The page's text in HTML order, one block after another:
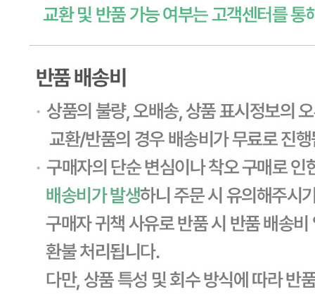
상세페이지참고
제조연월일
본 제품은 제품입고일별 소비기한 또는 품질유지기한이 상이
하므로, 필요시 고객센터로 문의하여 주십시오. 제조일로부
터 일 까지
포장단위별 용량(중량)
상세페이지참고
포장단위별 수량
상세페이지참고
원재료명 및 함량
상세페이지참고
상세페이지참고
유전자변형식품에 해당하는 경우의 표시
해당사항 없음
수입식품 여부
해당사항 없음